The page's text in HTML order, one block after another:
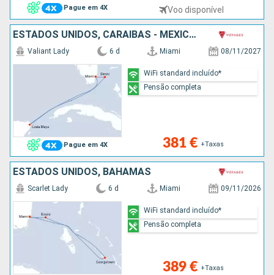
Pague em 4X Voo disponível
ESTADOS UNIDOS, CARAIBAS - MEXICO, BAHAMAS
Pague em 4X
Valiant Lady 6 d Miami 08/11/2027
381 € +Taxas
WiFi standard incluído*
Pensão completa
ESTADOS UNIDOS, BAHAMAS
Scarlet Lady 6 d Miami 09/11/2026
389 € +Taxas
WiFi standard incluído*
Pensão completa